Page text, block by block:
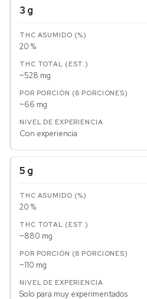
3 g
20 %
~528 mg
~66 mg
Con experiencia
5 g
20 %
~880 mg
~110 mg
Solo para muy experimentados